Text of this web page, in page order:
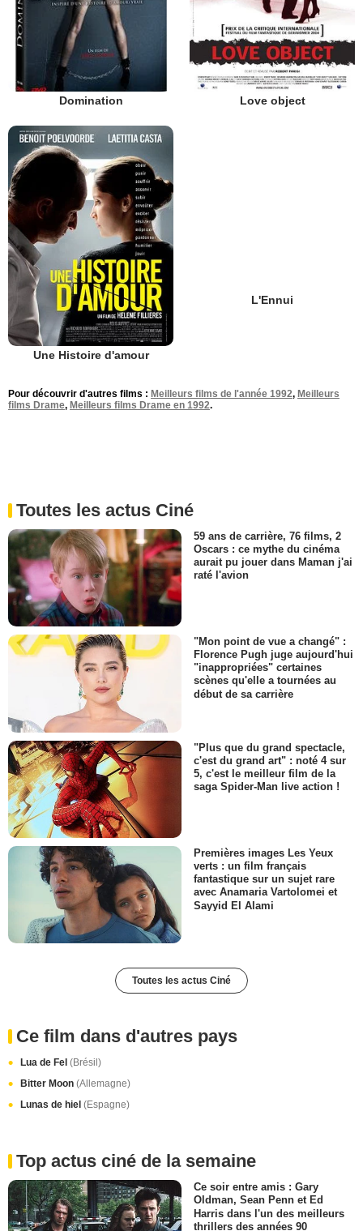
Domination Love object
Une Histoire d'amour
L'Ennui
Pour découvrir d'autres films : Meilleurs films de l'année 1992, Meilleurs
films Drame, Meilleurs films Drame en 1992.
Toutes les actus Ciné
59 ans de carrière, 76 films, 2
Oscars : ce mythe du cinéma
aurait pu jouer dans Maman j'ai
raté l'avion
"Mon point de vue a changé" :
Florence Pugh juge aujourd'hui
"inappropriées" certaines
scènes qu'elle a tournées au
début de sa carrière
"Plus que du grand spectacle,
c'est du grand art" : noté 4 sur
5, c'est le meilleur film de la
saga Spider-Man live action !
Premières images Les Yeux
verts : un film français
fantastique sur un sujet rare
avec Anamaria Vartolomei et
Sayyid El Alami
Toutes les actus Ciné
Ce film dans d'autres pays
Lua de Fel (Brésil)
Bitter Moon (Allemagne)
Lunas de hiel (Espagne)
Top actus ciné de la semaine
Ce soir entre amis : Gary
Oldman, Sean Penn et Ed
Harris dans l'un des meilleurs
thrillers des années 90